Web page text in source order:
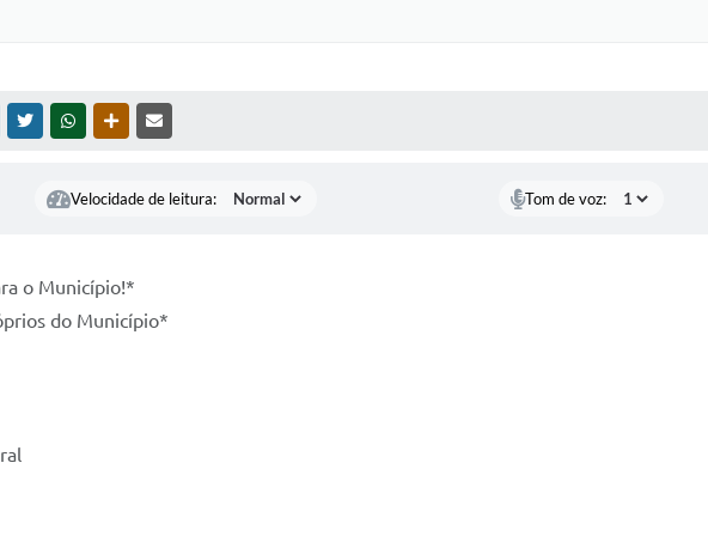
MESSENGER
TWITTERWHATSAPPOUTRAS MÍDIAS
Velocidade de leitura: Tom de voz:
o Município!*
do Município*